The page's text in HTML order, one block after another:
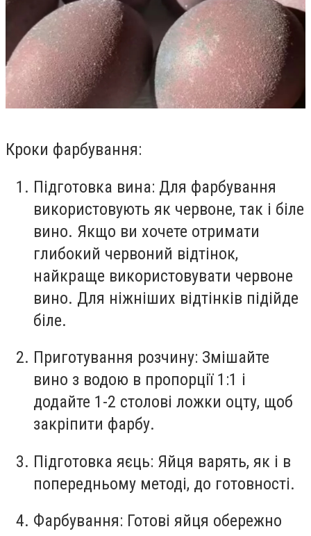
Кроки фарбування:
Підготовка вина: Для фарбування
використовують як червоне, так і біле
вино. Якщо ви хочете отримати
глибокий червоний відтінок,
найкраще використовувати червоне
вино. Для ніжніших відтінків підійде
біле.
Приготування розчину: Змішайте
вино з водою в пропорції 1:1 і
додайте 1-2 столові ложки оцту, щоб
закріпити фарбу.
Підготовка яєць: Яйця варять, як і в
попередньому методі, до готовності.
Фарбування: Готові яйця обережно